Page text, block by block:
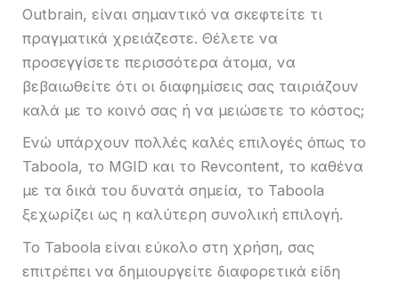
Outbrain, είναι σημαντικό να σκεφτείτε τι
πραγματικά χρειάζεστε. Θέλετε να
προσεγγίσετε περισσότερα άτομα, να
βεβαιωθείτε ότι οι διαφημίσεις σας ταιριάζουν
καλά με το κοινό σας ή να μειώσετε το κόστος;
Ενώ υπάρχουν πολλές καλές επιλογές όπως το
Taboola, το MGID και το Revcontent, το καθένα
με τα δικά του δυνατά σημεία, το Taboola
ξεχωρίζει ως η καλύτερη συνολική επιλογή.
Το Taboola είναι εύκολο στη χρήση, σας
επιτρέπει να δημιουργείτε διαφορετικά είδη